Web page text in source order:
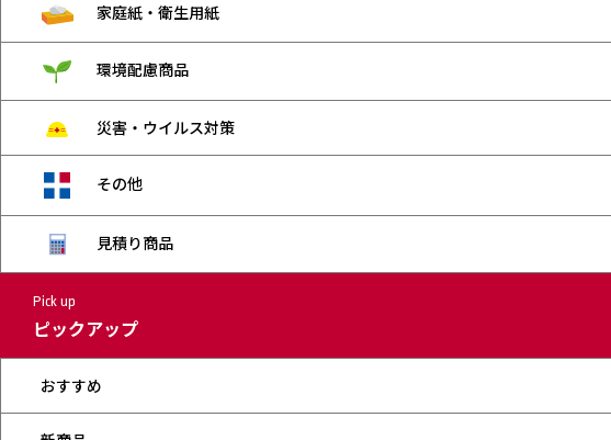
家庭紙・衛生用紙
環境配慮商品
災害・ウイルス対策
その他
見積り商品
Pick up
ピックアップ
おすすめ